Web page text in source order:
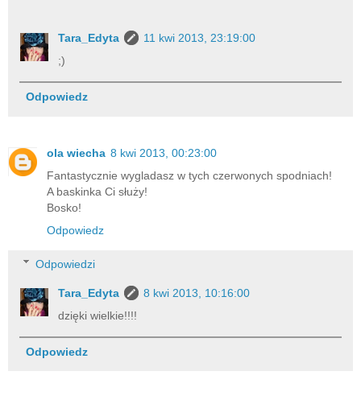
Tara_Edyta
11 kwi 2013, 23:19:00
;)
Odpowiedz
ola wiecha 8 kwi 2013, 00:23:00
Fantastycznie wygladasz w tych czerwonych spodniach!
A baskinka Ci służy!
Bosko!
Odpowiedz
Odpowiedzi
Tara_Edyta
8 kwi 2013, 10:16:00
dzięki wielkie!!!!
Odpowiedz